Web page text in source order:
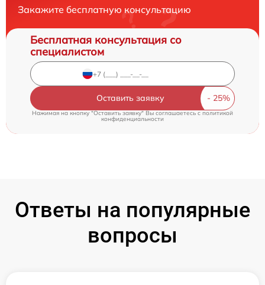
Закажите бесплатную консультацию
Бесплатная консультация со
специалистом
Оставить заявку
Нажимая на кнопку "Оставить заявку" Вы соглашаетесь c политикой
конфиденциальности
Ответы на популярные
вопросы